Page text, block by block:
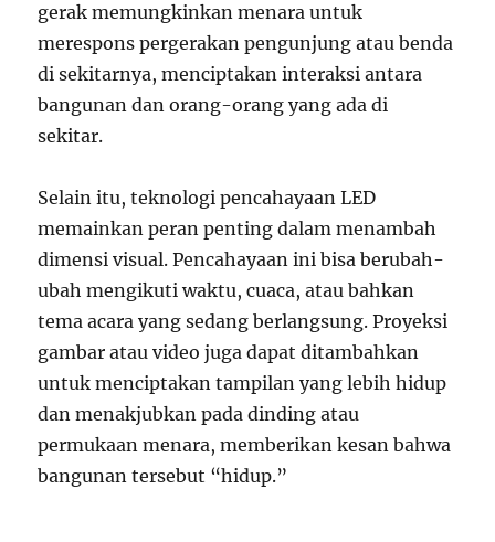
gerak memungkinkan menara untuk
merespons pergerakan pengunjung atau benda
di sekitarnya, menciptakan interaksi antara
bangunan dan orang-orang yang ada di
sekitar.
Selain itu, teknologi pencahayaan LED
memainkan peran penting dalam menambah
dimensi visual. Pencahayaan ini bisa berubah-
ubah mengikuti waktu, cuaca, atau bahkan
tema acara yang sedang berlangsung. Proyeksi
gambar atau video juga dapat ditambahkan
untuk menciptakan tampilan yang lebih hidup
dan menakjubkan pada dinding atau
permukaan menara, memberikan kesan bahwa
bangunan tersebut “hidup.”